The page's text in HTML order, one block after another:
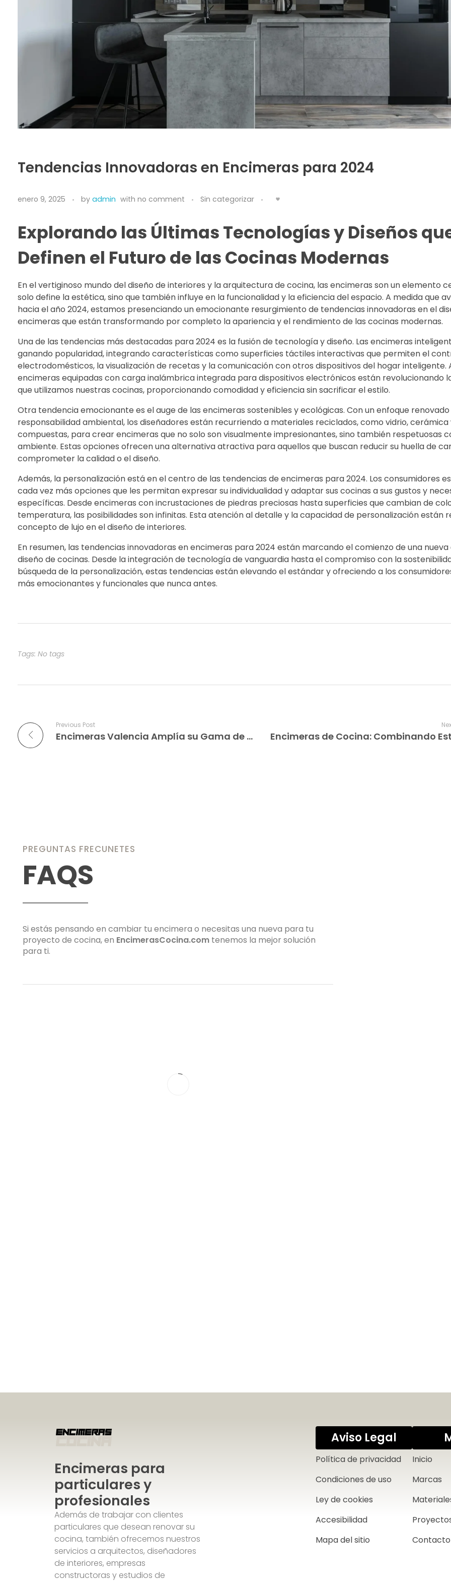
Tendencias Innovadoras en Encimeras para 2024
enero 9, 2025 by admin with no comment Sin categorizar
Explorando las Últimas Tecnologías y Diseños
Definen el Futuro de las Cocinas Modernas
En el vertiginoso mundo del diseño de interiores y la arquitectura de cocina, las encimeras son un elemento
solo define la estética, sino que también influye en la funcionalidad y la eficiencia del espacio. A medida que
hacia el año 2024, estamos presenciando un emocionante resurgimiento de tendencias innovadoras en el
encimeras que están transformando por completo la apariencia y el rendimiento de las cocinas modernas.
Una de las tendencias más destacadas para 2024 es la fusión de tecnología y diseño. Las encimeras
ganando popularidad, integrando características como superficies táctiles interactivas que permiten el
electrodomésticos, la visualización de recetas y la comunicación con otros dispositivos del hogar inteligente.
encimeras equipadas con carga inalámbrica integrada para dispositivos electrónicos están revolucionando
que utilizamos nuestras cocinas, proporcionando comodidad y eficiencia sin sacrificar el estilo.
Otra tendencia emocionante es el auge de las encimeras sostenibles y ecológicas. Con un enfoque
responsabilidad ambiental, los diseñadores están recurriendo a materiales reciclados, como vidrio, cerámica
compuestas, para crear encimeras que no solo son visualmente impresionantes, sino también respetuosas
ambiente. Estas opciones ofrecen una alternativa atractiva para aquellos que buscan reducir su huella de
comprometer la calidad o el diseño.
Además, la personalización está en el centro de las tendencias de encimeras para 2024. Los consumidores
cada vez más opciones que les permitan expresar su individualidad y adaptar sus cocinas a sus gustos y
específicas. Desde encimeras con incrustaciones de piedras preciosas hasta superficies que cambian de
temperatura, las posibilidades son infinitas. Esta atención al detalle y la capacidad de personalización están
concepto de lujo en el diseño de interiores.
En resumen, las tendencias innovadoras en encimeras para 2024 están marcando el comienzo de una
diseño de cocinas. Desde la integración de tecnología de vanguardia hasta el compromiso con la
búsqueda de la personalización, estas tendencias están elevando el estándar y ofreciendo a los
más emocionantes y funcionales que nunca antes.
Tags: No tags
Previous Post
Encimeras Valencia Amplía su Gama de Materiales Sostenibles
PREGUNTAS FRECUNETES
FAQS
Si estás pensando en cambiar tu encimera o necesitas una nueva para tu
proyecto de cocina, en EncimerasCocina.com tenemos la mejor solución
para ti.
Encimeras para
particulares y
profesionales
Además de trabajar con clientes
particulares que desean renovar su
cocina, también ofrecemos nuestros
servicios a arquitectos, diseñadores
de interiores, empresas
constructoras y estudios de
Aviso Legal
Política de privacidad
Condiciones de uso
Ley de cookies
Accesibilidad
Mapa del sitio
Inicio
Marcas
Contacto